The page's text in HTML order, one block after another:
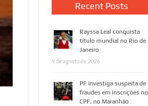
Recent Posts
Rayssa Leal conquista
título mundial no Rio de
Janeiro
9 de agosto de 2026
PF investiga suspeita de
fraudes em inscrições no
CPF, no Maranhão